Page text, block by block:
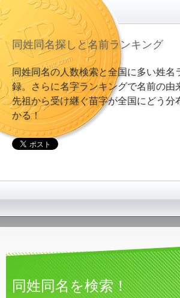
同姓同名探しと名前ランキング
同姓同名の人数検索と全国に多い姓名
録。さらに名字ランキングで名前の由
先祖から受け継ぐ苗字が全国にどう分
かる！
同姓同名を検索！